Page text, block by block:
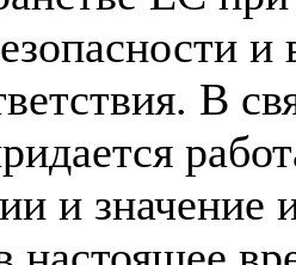
В
и значение